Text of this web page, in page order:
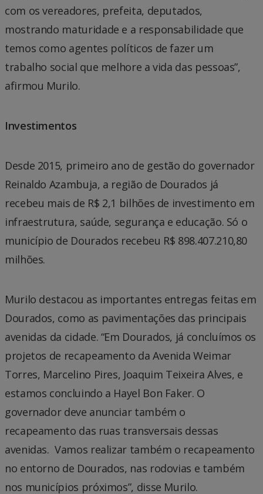
com os vereadores, prefeita, deputados,
mostrando maturidade e a responsabilidade que
temos como agentes políticos de fazer um
trabalho social que melhore a vida das pessoas”,
afirmou Murilo.
Investimentos
Desde 2015, primeiro ano de gestão do governador
Reinaldo Azambuja, a região de Dourados já
recebeu mais de R$ 2,1 bilhões de investimento em
infraestrutura, saúde, segurança e educação. Só o
município de Dourados recebeu R$ 898.407.210,80
milhões.
Murilo destacou as importantes entregas feitas em
Dourados, como as pavimentações das principais
avenidas da cidade. “Em Dourados, já concluímos os
projetos de recapeamento da Avenida Weimar
Torres, Marcelino Pires, Joaquim Teixeira Alves, e
estamos concluindo a Hayel Bon Faker. O
governador deve anunciar também o
recapeamento das ruas transversais dessas
avenidas. Vamos realizar também o recapeamento
no entorno de Dourados, nas rodovias e também
nos municípios próximos”, disse Murilo.